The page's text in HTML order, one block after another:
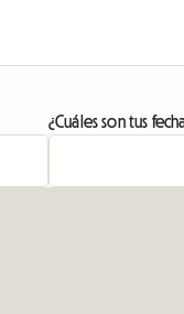
¿Cuáles son tus